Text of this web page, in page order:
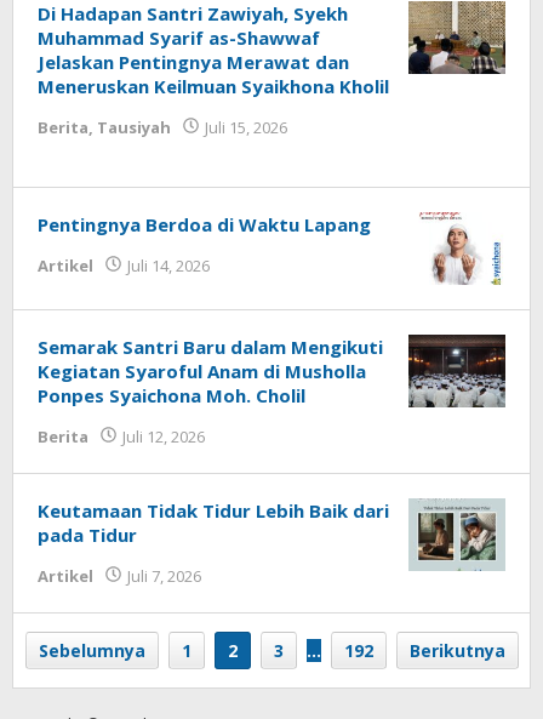
Di Hadapan Santri Zawiyah, Syekh
Muhammad Syarif as-Shawwaf
Jelaskan Pentingnya Merawat dan
Meneruskan Keilmuan Syaikhona Kholil
Berita, Tausiyah Juli 15, 2026
Pentingnya Berdoa di Waktu Lapang
Artikel Juli 14, 2026
Semarak Santri Baru dalam Mengikuti
Kegiatan Syaroful Anam di Musholla
Ponpes Syaichona Moh. Cholil
Berita Juli 12, 2026
Keutamaan Tidak Tidur Lebih Baik dari
pada Tidur
Artikel Juli 7, 2026
Sebelumnya 1 2 3 … 192 Berikutnya